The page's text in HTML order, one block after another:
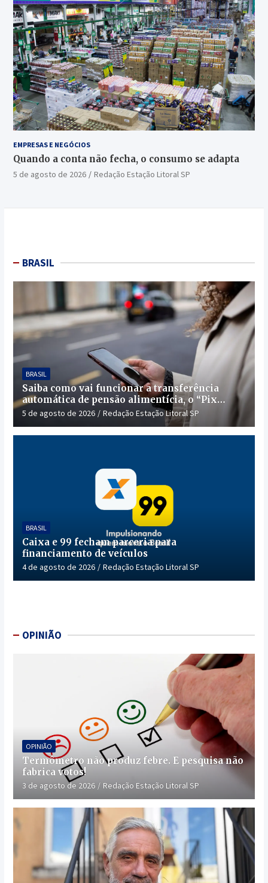
EMPRESAS E NEGÓCIOS
Quando a conta não fecha, o consumo se adapta
5 de agosto de 2026 Redação Estação Litoral SP
BRASIL
BRASIL
Saiba como vai funcionar a transferência
automática de pensão alimentícia, o “Pix
Pensão”
5 de agosto de 2026 Redação Estação Litoral SP
BRASIL
Caixa e 99 fecham parceria para
financiamento de veículos
4 de agosto de 2026 Redação Estação Litoral SP
OPINIÃO
OPINIÃO
Termômetro não produz febre. E pesquisa não
fabrica votos!
3 de agosto de 2026 Redação Estação Litoral SP